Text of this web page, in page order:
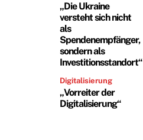
„Die Ukraine
versteht sich nicht
als
Spendenempfänger,
sondern als
Investitionsstandort“
Digitalisierung
„Vorreiter der
Digitalisierung“